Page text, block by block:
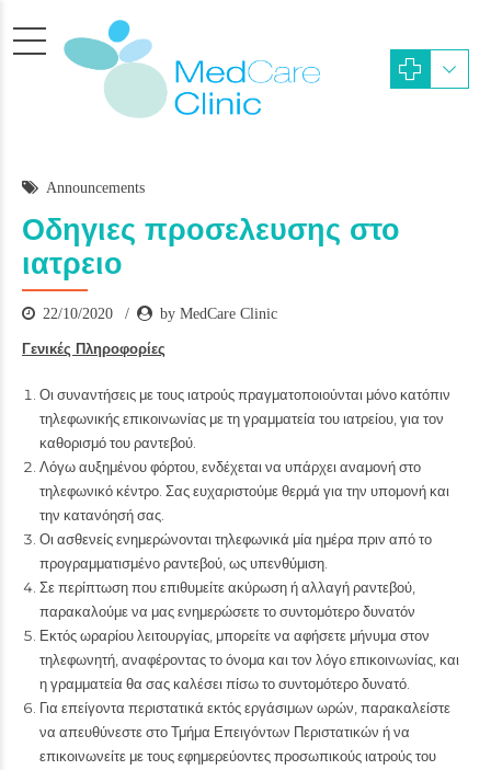
Announcements
Οδηγιες προσελευσης στο
ιατρειο
22/10/2020 by MedCare Clinic
Γενικές Πληροφορίες
Οι συναντήσεις με τους ιατρούς πραγματοποιούνται μόνο κατόπιν
τηλεφωνικής επικοινωνίας με τη γραμματεία του ιατρείου, για τον
καθορισμό του ραντεβού.
Λόγω αυξημένου φόρτου, ενδέχεται να υπάρχει αναμονή στο
τηλεφωνικό κέντρο. Σας ευχαριστούμε θερμά για την υπομονή και
την κατανόησή σας.
Οι ασθενείς ενημερώνονται τηλεφωνικά μία ημέρα πριν από το
προγραμματισμένο ραντεβού, ως υπενθύμιση.
Σε περίπτωση που επιθυμείτε ακύρωση ή αλλαγή ραντεβού,
παρακαλούμε να μας ενημερώσετε το συντομότερο δυνατόν
Εκτός ωραρίου λειτουργίας, μπορείτε να αφήσετε μήνυμα στον
τηλεφωνητή, αναφέροντας το όνομα και τον λόγο επικοινωνίας, και
η γραμματεία θα σας καλέσει πίσω το συντομότερο δυνατό.
Για επείγοντα περιστατικά εκτός εργάσιμων ωρών, παρακαλείστε
να απευθύνεστε στο Τμήμα Επειγόντων Περιστατικών ή να
επικοινωνείτε με τους εφημερεύοντες προσωπικούς ιατρούς του